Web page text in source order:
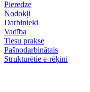
Pieredze
Nodokļi
Darbinieki
Vadība
Tiesu prakse
Pašnodarbinātais
Strukturētie e-rēķini